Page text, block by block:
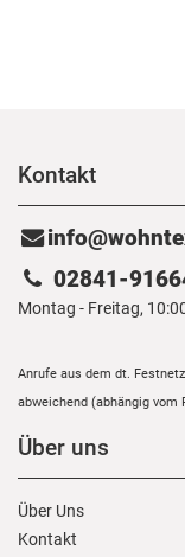
Kontakt
02841-
Montag - Freitag,
Anrufe aus dem dt.
abweichend (abhängig vom
Über uns
Über Uns
Kontakt